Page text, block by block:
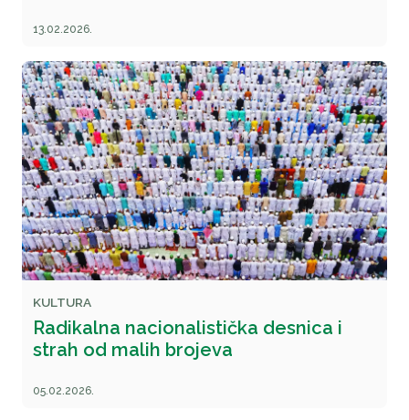
13.02.2026.
KULTURA
Radikalna nacionalistička desnica i
strah od malih brojeva
05.02.2026.